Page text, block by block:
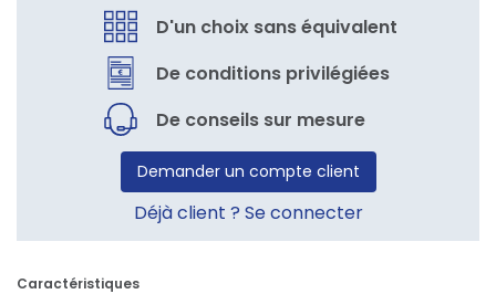
D'un choix sans équivalent
De conditions privilégiées
De conseils sur mesure
Demander un compte client
Déjà client ? Se connecter
Caractéristiques